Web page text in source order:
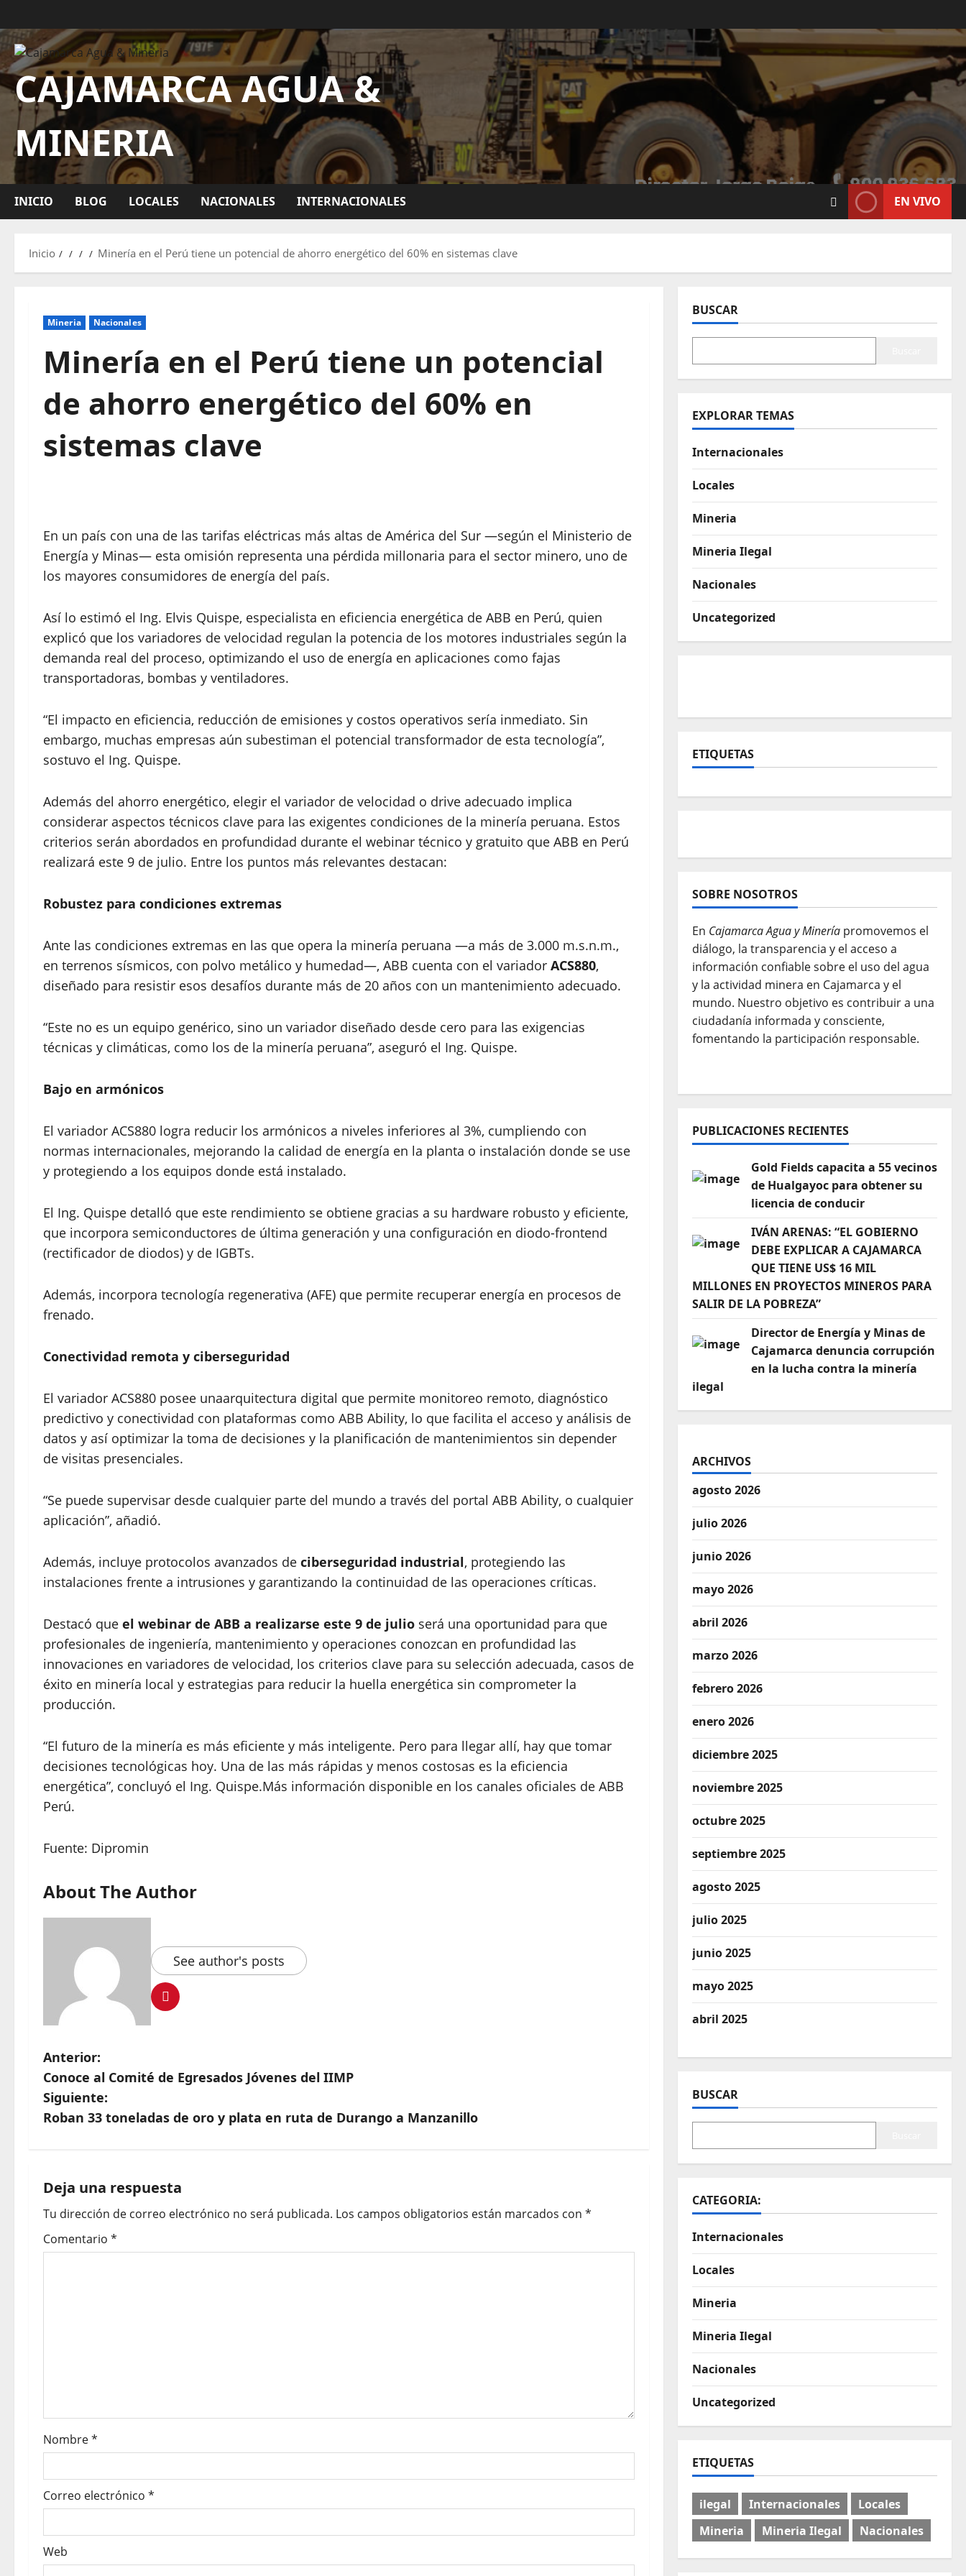
CAJAMARCA AGUA &
MINERIA
INICIO BLOG LOCALES NACIONALES INTERNACIONALES EN VIVO
Inicio Minería en el Perú tiene un potencial de ahorro energético del 60% en sistemas clave
Mineria Nacionales
Minería en el Perú tiene un potencial
de ahorro energético del 60% en
sistemas clave
En un país con una de las tarifas eléctricas más altas de América del Sur —según el Ministerio de
Energía y Minas— esta omisión representa una pérdida millonaria para el sector minero, uno de
los mayores consumidores de energía del país.
Así lo estimó el Ing. Elvis Quispe, especialista en eficiencia energética de ABB en Perú, quien
explicó que los variadores de velocidad regulan la potencia de los motores industriales según la
demanda real del proceso, optimizando el uso de energía en aplicaciones como fajas
transportadoras, bombas y ventiladores.
“El impacto en eficiencia, reducción de emisiones y costos operativos sería inmediato. Sin
embargo, muchas empresas aún subestiman el potencial transformador de esta tecnología”,
sostuvo el Ing. Quispe.
Además del ahorro energético, elegir el variador de velocidad o drive adecuado implica
considerar aspectos técnicos clave para las exigentes condiciones de la minería peruana. Estos
criterios serán abordados en profundidad durante el webinar técnico y gratuito que ABB en Perú
realizará este 9 de julio. Entre los puntos más relevantes destacan:
Robustez para condiciones extremas
Ante las condiciones extremas en las que opera la minería peruana —a más de 3.000 m.s.n.m.,
en terrenos sísmicos, con polvo metálico y humedad—, ABB cuenta con el variador ACS880,
diseñado para resistir esos desafíos durante más de 20 años con un mantenimiento adecuado.
“Este no es un equipo genérico, sino un variador diseñado desde cero para las exigencias
técnicas y climáticas, como los de la minería peruana”, aseguró el Ing. Quispe.
Bajo en armónicos
El variador ACS880 logra reducir los armónicos a niveles inferiores al 3%, cumpliendo con
normas internacionales, mejorando la calidad de energía en la planta o instalación donde se use
y protegiendo a los equipos donde está instalado.
El Ing. Quispe detalló que este rendimiento se obtiene gracias a su hardware robusto y eficiente,
que incorpora semiconductores de última generación y una configuración en diodo-frontend
(rectificador de diodos) y de IGBTs.
Además, incorpora tecnología regenerativa (AFE) que permite recuperar energía en procesos de
frenado.
Conectividad remota y ciberseguridad
El variador ACS880 posee unaarquitectura digital que permite monitoreo remoto, diagnóstico
predictivo y conectividad con plataformas como ABB Ability, lo que facilita el acceso y análisis de
datos y así optimizar la toma de decisiones y la planificación de mantenimientos sin depender
de visitas presenciales.
“Se puede supervisar desde cualquier parte del mundo a través del portal ABB Ability, o cualquier
aplicación”, añadió.
Además, incluye protocolos avanzados de ciberseguridad industrial, protegiendo las
instalaciones frente a intrusiones y garantizando la continuidad de las operaciones críticas.
Destacó que el webinar de ABB a realizarse este 9 de julio será una oportunidad para que
profesionales de ingeniería, mantenimiento y operaciones conozcan en profundidad las
innovaciones en variadores de velocidad, los criterios clave para su selección adecuada, casos de
éxito en minería local y estrategias para reducir la huella energética sin comprometer la
producción.
“El futuro de la minería es más eficiente y más inteligente. Pero para llegar allí, hay que tomar
decisiones tecnológicas hoy. Una de las más rápidas y menos costosas es la eficiencia
energética”, concluyó el Ing. Quispe.Más información disponible en los canales oficiales de ABB
Perú.
Fuente: Dipromin
About The Author
See author's posts
Anterior:
Conoce al Comité de Egresados Jóvenes del IIMP
Siguiente:
Roban 33 toneladas de oro y plata en ruta de Durango a Manzanillo
Deja una respuesta
Tu dirección de correo electrónico no será publicada. Los campos obligatorios están marcados con *
Comentario *
Nombre*
Correo electrónico *
Web
BUSCAR
EXPLORAR TEMAS
Internacionales
Locales
Mineria
Mineria Ilegal
Nacionales
Uncategorized
ETIQUETAS
SOBRE NOSOTROS
En Cajamarca Agua y Mineríapromovemos el
diálogo, la transparencia y el acceso a
información confiable sobre el uso del agua
y la actividad minera en Cajamarca y el
mundo. Nuestro objetivo es contribuir a una
ciudadanía informada y consciente,
fomentando la participación responsable.
PUBLICACIONES RECIENTES
Gold Fields capacita a 55 vecinos
de Hualgayoc para obtener su
licencia de conducir
IVÁN ARENAS: “EL GOBIERNO
DEBE EXPLICAR A CAJAMARCA
QUE TIENE US$ 16 MIL
MILLONES EN PROYECTOS MINEROS PARA
SALIR DE LA POBREZA”
Director de Energía y Minas de
Cajamarca denuncia corrupción
en la lucha contra la minería
ilegal
ARCHIVOS
agosto 2026
julio 2026
junio 2026
mayo 2026
abril 2026
marzo 2026
febrero 2026
enero 2026
diciembre 2025
noviembre 2025
octubre 2025
septiembre 2025
agosto 2025
julio 2025
junio 2025
mayo 2025
abril 2025
BUSCAR
CATEGORIA:
Internacionales
Locales
Mineria
Mineria Ilegal
Nacionales
Uncategorized
ETIQUETAS
ilegal Internacionales
Locales
Mineria
Mineria Ilegal Nacionales